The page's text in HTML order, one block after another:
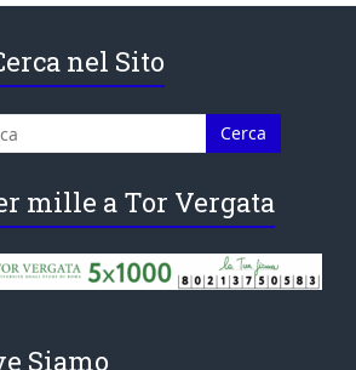
nel Sito
mille a Tor Vergata
Siamo